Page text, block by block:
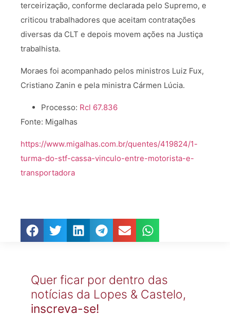
terceirização, conforme declarada pelo Supremo, e
criticou trabalhadores que aceitam contratações
diversas da CLT e depois movem ações na Justiça
trabalhista.
Moraes foi acompanhado pelos ministros Luiz Fux,
Cristiano Zanin e pela ministra Cármen Lúcia.
Processo: Rcl 67.836
Fonte: Migalhas
https://www.migalhas.com.br/quentes/419824/1-
turma-do-stf-cassa-vinculo-entre-motorista-e-
transportadora
Quer ficar por dentro das
notícias da Lopes & Castelo,
inscreva-se!